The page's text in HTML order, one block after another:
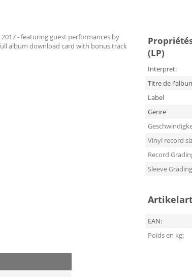
- featuring guest performances by
album download card with bonus track
(LP)
Interpret:
Titre de
Label
Genre
Vinyl record
Record
Sleeve Grading
EAN:
Poids en kg: